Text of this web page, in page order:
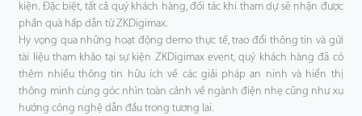
kiện. Đặc biệt, tất cả quý khách hàng, đối tác khi tham dự sẽ nhận được
phần quà hấp dẫn từ ZKDigimax.
Hy vọng qua những hoạt động demo thực tế, trao đổi thông tin và gửi
tài liệu tham khảo tại sự kiện ZKDigimax event, quý khách hàng đã có
thêm nhiều thông tin hữu ích về các giải pháp an ninh và hiển thị
thông minh cùng góc nhìn toàn cảnh về ngành điện nhẹ cũng như xu
hướng công nghệ dẫn đầu trong tương lai.